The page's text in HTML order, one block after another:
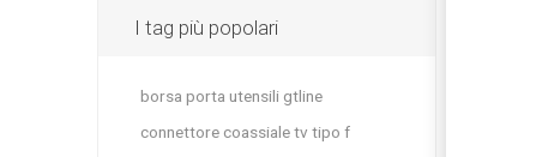
I tag più popolari
borsa porta utensili gtline
connettore coassiale tv tipo f